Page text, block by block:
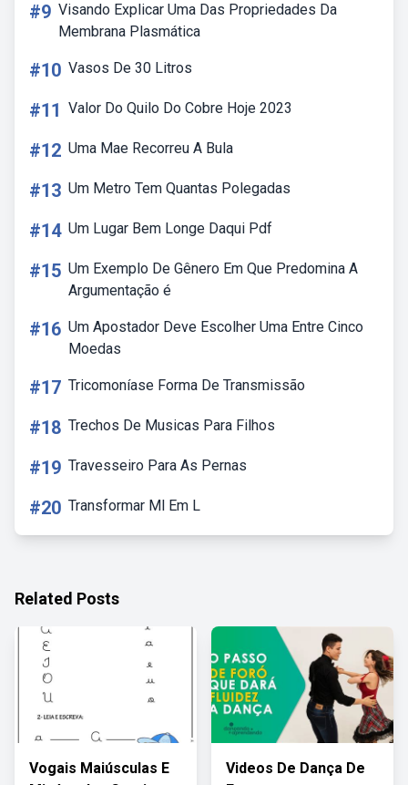
#9 Visando Explicar Uma Das Propriedades Da
Membrana Plasmática
#10 Vasos De 30 Litros
#11 Valor Do Quilo Do Cobre Hoje 2023
#12 Uma Mae Recorreu A Bula
#13 Um Metro Tem Quantas Polegadas
#14 Um Lugar Bem Longe Daqui Pdf
#15 Um Exemplo De Gênero Em Que Predomina A
Argumentação é
#16 Um Apostador Deve Escolher Uma Entre Cinco
Moedas
#17 Tricomoníase Forma De Transmissão
#18 Trechos De Musicas Para Filhos
#19 Travesseiro Para As Pernas
#20 Transformar Ml Em L
Related Posts
Vogais Maiúsculas E
Videos De Dança De